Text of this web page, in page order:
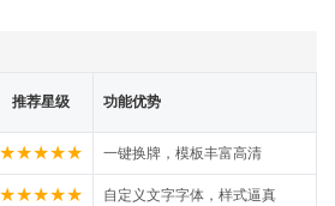
推荐星级 功能优势
★★★★★ 一键换牌，模板丰富高清
★★★★★ 自定义文字字体，样式逼真